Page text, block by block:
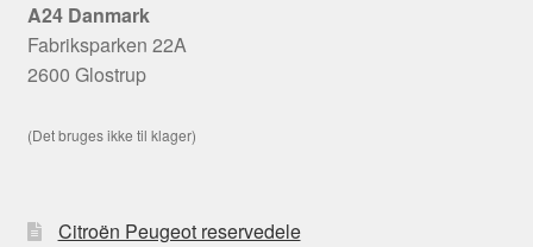
A24 Danmark
Fabriksparken 22A
2600 Glostrup
(Det bruges ikke til klager)
Citroën Peugeot reservedele